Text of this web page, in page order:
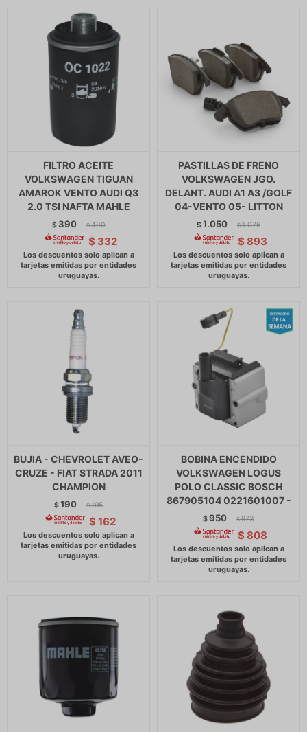
FILTRO ACEITE
VOLKSWAGEN TIGUAN
AMAROK VENTO AUDI Q3
2.0 TSI NAFTA MAHLE
$ 390 $ 400
$ 332
PASTILLAS DE FRENO
VOLKSWAGEN JGO.
DELANT. AUDI A1 A3 /GOLF
04-VENTO 05- LITTON
$1.050 $ 1.076
$ 893
BUJIA - CHEVROLET AVEO-
CRUZE - FIAT STRADA 2011
CHAMPION
$190 $ 195
$ 162
BOBINA ENCENDIDO
VOLKSWAGEN LOGUS
POLO CLASSIC BOSCH
867905104 0221601007 -
$950 $ 973
$ 808